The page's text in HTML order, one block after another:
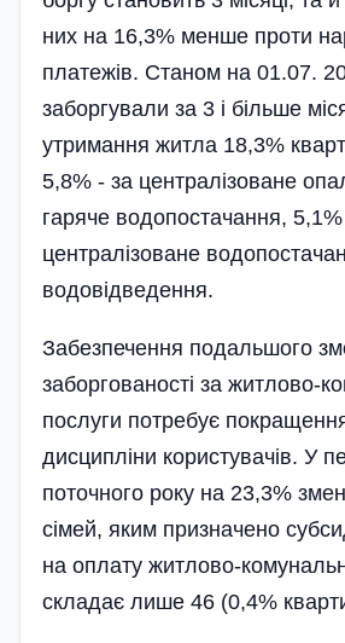
них на 16,3% менше проти
платежів. Станом на 01.07.
заборгували за 3 і більше
утримання житла 18,3%
5,8% - за централізоване
гаряче водопостачання,
централізоване
водовідведення.
Забезпечення подальшого
заборгованості за житлово-
послуги потребує
дисципліни користувачів. У
поточного року на 23,3%
сімей, яким призначено
на оплату житлово-
складає лише 46 (0,4%